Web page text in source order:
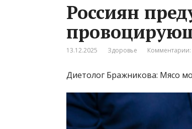
Россиян
13.12.2025 Здоровье Комментарии:
Диетолог Бражникова: Мясо